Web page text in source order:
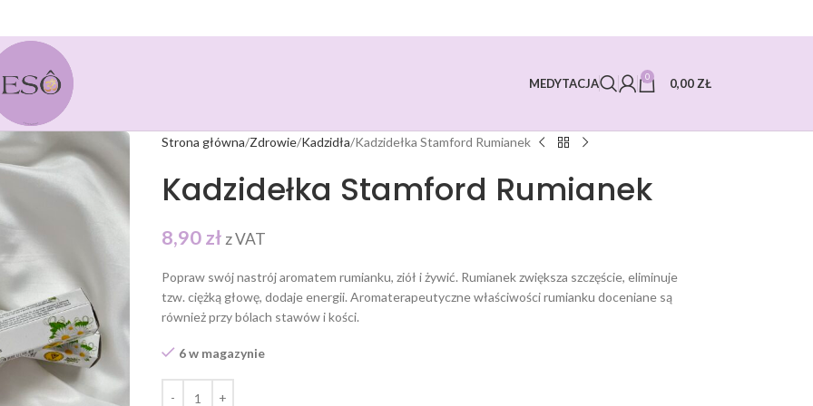
MEDYTACJA 0 0,00 ZŁ
Strona główna Zdrowie Kadzidła Kadzidełka Stamford Rumianek
Kadzidełka Stamford Rumianek
8,90zł z VAT
Popraw swój nastrój aromatem rumianku, ziół i żywić. Rumianek zwiększa szczęście, eliminuje
tzw. ciężką głowę, dodaje energii. Aromaterapeutyczne właściwości rumianku doceniane są
również przy bólach stawów i kości.
6 w magazynie